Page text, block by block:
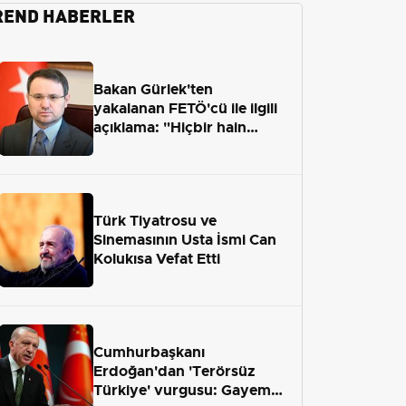
HABERLER
Bakan Gürlek'ten
yakalanan FETÖ'cü ile ilgili
açıklama: "Hiçbir hain
Türk Tiyatrosu ve
Sinemasının Usta İsmi Can
Kolukısa Vefat Etti
Cumhurbaşkanı
Erdoğan'dan 'Terörsüz
Türkiye' vurgusu: Gayemiz